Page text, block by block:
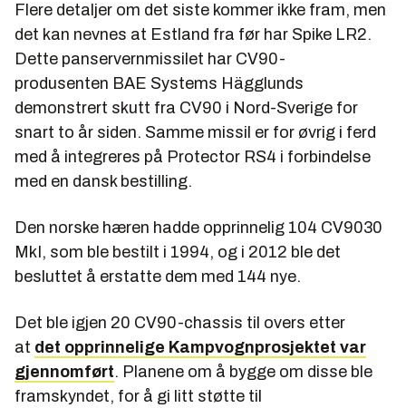
Flere detaljer om det siste kommer ikke fram, men
det kan nevnes at Estland fra før har Spike LR2.
Dette panservernmissilet har CV90-
produsenten BAE Systems Hägglunds
demonstrert skutt fra CV90 i Nord-Sverige for
snart to år siden. Samme missil er for øvrig i ferd
med å integreres på Protector RS4 i forbindelse
med en dansk bestilling.
Den norske hæren hadde opprinnelig 104 CV9030
MkI, som ble bestilt i 1994, og i 2012 ble det
besluttet å erstatte dem med 144 nye.
Det ble igjen 20 CV90-chassis til overs etter
at det opprinnelige Kampvognprosjektet var
gjennomført. Planene om å bygge om disse ble
framskyndet, for å gi litt støtte til